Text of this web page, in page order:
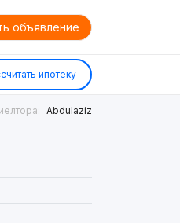
объявление
ипотеку
Abdulaziz